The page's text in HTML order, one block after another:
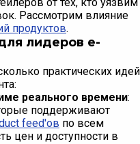
Рассмотрим влияние
продуктов.
лидеров e-
практических идей
реального времени:
поддерживают
feed'ов по всем
цен и доступности в